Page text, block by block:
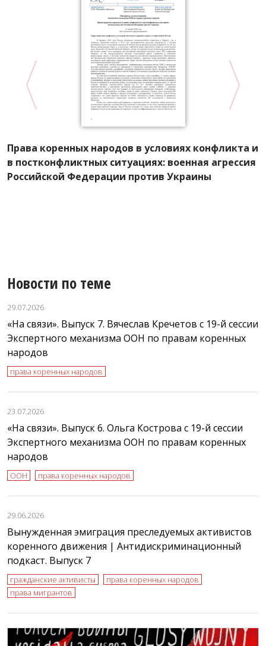
Права коренных народов в условиях конфликта и
в постконфликтных ситуациях: военная агрессия
Российской Федерации против Украины
Новости по теме
29.07.2026
«На связи». Выпуск 7. Вячеслав Кречетов с 19-й сессии
Экспертного механизма ООН по правам коренных
народов
права коренных народов
23.07.2026
«На связи». Выпуск 6. Ольга Кострова с 19-й сессии
Экспертного механизма ООН по правам коренных
народов
ООН права коренных народов
29.06.2026
Вынужденная эмиграция преследуемых активистов
коренного движения | Антидискриминационный
подкаст. Выпуск 7
гражданские активисты
права коренных народов
права мигрантов